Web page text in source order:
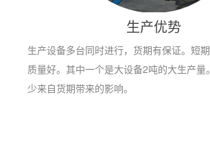
生产优势
生产设备多台同时进行，货期有保证。短
质量好。其中一个是大设备2吨的大生产量
少来自货期带来的影响。